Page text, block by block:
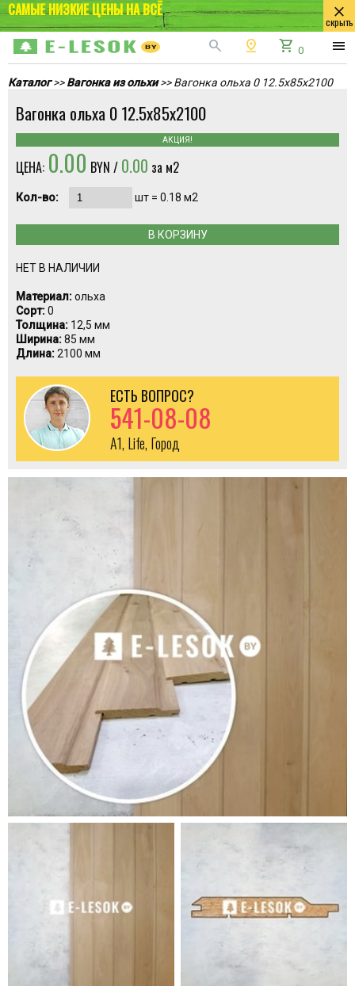
САМЫЕ НИЗКИЕ ЦЕНЫ НА ВСЁ close
скрыть
search pin_drop shopping_cart 0 menu
Каталог>>Вагонка из ольхи >> Вагонка ольха 0 12.5х85х2100
Вагонка ольха 0 12.5х85х2100
АКЦИЯ!
ЦЕНА: 0.00 BYN / 0.00 за м2
Кол-во: шт = 0.18 м2
В КОРЗИНУ
НЕТ В НАЛИЧИИ
Материал:ольха
Сорт:0
Толщина: 12,5 мм
Ширина:85 мм
Длина:2100 мм
ЕСТЬ ВОПРОС?
541-08-08
A1, Life, Город